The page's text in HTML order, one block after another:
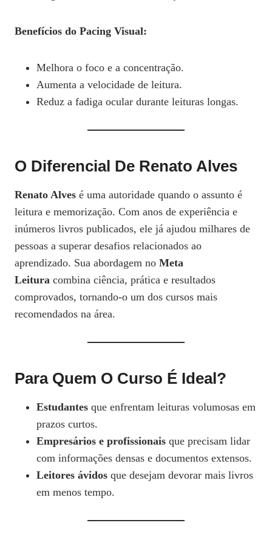
Benefícios do Pacing Visual:
Melhora o foco e a concentração.
Aumenta a velocidade de leitura.
Reduz a fadiga ocular durante leituras longas.
O Diferencial De Renato Alves
Renato Alves é uma autoridade quando o assunto é
leitura e memorização. Com anos de experiência e
inúmeros livros publicados, ele já ajudou milhares de
pessoas a superar desafios relacionados ao
aprendizado. Sua abordagem no Meta
Leitura combina ciência, prática e resultados
comprovados, tornando-o um dos cursos mais
recomendados na área.
Para Quem O Curso É Ideal?
Estudantes que enfrentam leituras volumosas em
prazos curtos.
Empresários e profissionais que precisam lidar
com informações densas e documentos extensos.
Leitores ávidos que desejam devorar mais livros
em menos tempo.